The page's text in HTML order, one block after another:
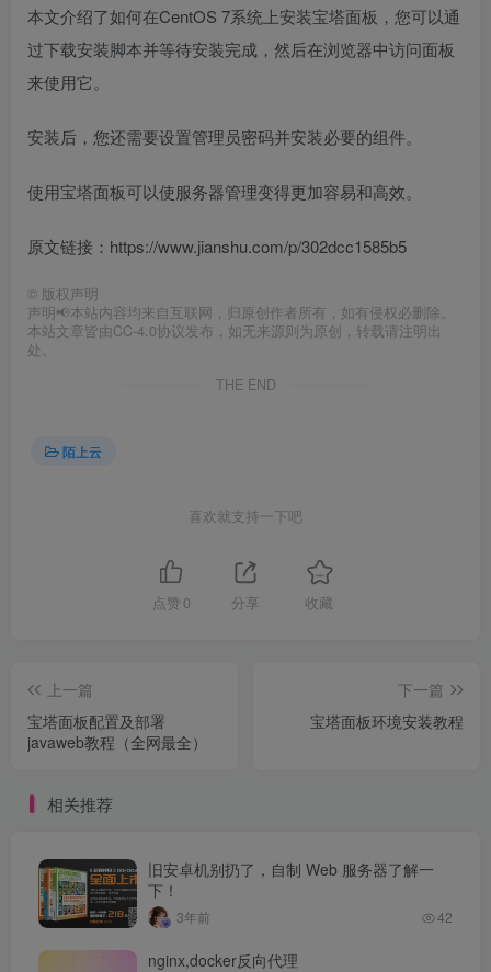
本文介绍了如何在CentOS 7系统上安装宝塔面板，您可以通
过下载安装脚本并等待安装完成，然后在浏览器中访问面板
来使用它。
安装后，您还需要设置管理员密码并安装必要的组件。
使用宝塔面板可以使服务器管理变得更加容易和高效。
原文链接：https://www.jianshu.com/p/302dcc1585b5
© 版权声明
声明📢本站内容均来自互联网，归原创作者所有，如有侵权必删除。
本站文章皆由CC-4.0协议发布，如无来源则为原创，转载请注明出
处。
THE END
陌上云
喜欢就支持一下吧
点赞 0 分享 收藏
上一篇
宝塔面板配置及部署
javaweb教程（全网最全）
下一篇
宝塔面板环境安装教程
相关推荐
旧安卓机别扔了，自制 Web 服务器了解一
下！
3年前 42
nginx,docker反向代理